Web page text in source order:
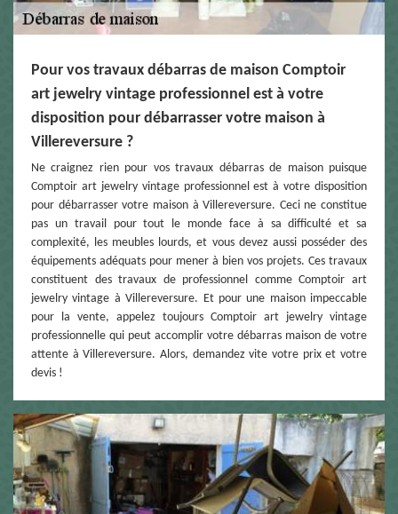
Pour vos travaux débarras de maison Comptoir
art jewelry vintage professionnel est à votre
disposition pour débarrasser votre maison à
Villereversure ?
Ne craignez rien pour vos travaux débarras de maison puisque
Comptoir art jewelry vintage professionnel est à votre disposition
pour débarrasser votre maison à Villereversure. Ceci ne constitue
pas un travail pour tout le monde face à sa difficulté et sa
complexité, les meubles lourds, et vous devez aussi posséder des
équipements adéquats pour mener à bien vos projets. Ces travaux
constituent des travaux de professionnel comme Comptoir art
jewelry vintage à Villereversure. Et pour une maison impeccable
pour la vente, appelez toujours Comptoir art jewelry vintage
professionnelle qui peut accomplir votre débarras maison de votre
attente à Villereversure. Alors, demandez vite votre prix et votre
devis !